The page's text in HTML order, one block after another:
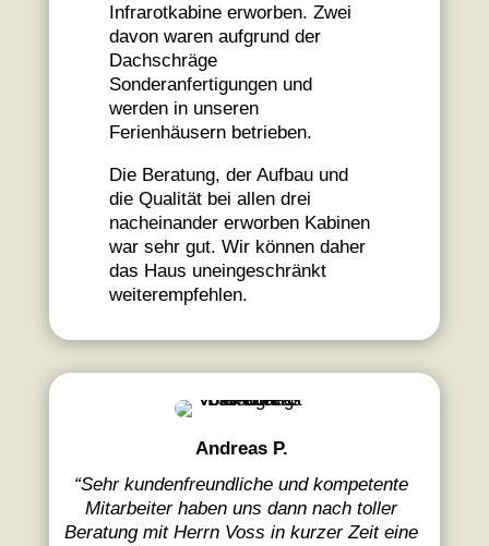
Infrarotkabine erworben.Zwei
davon waren aufgrund der
Dachschräge
Sonderanfertigungen und
werden in unseren
Ferienhäusern betrieben.
Die Beratung, der Aufbau und
die Qualität bei allen drei
nacheinander erworben Kabinen
war sehr gut. Wir können daher
das Haus uneingeschränkt
weiterempfehlen.
Andreas P.
“Sehr kundenfreundliche und kompetente
Mitarbeiter haben uns dann nach toller
Beratung mit Herrn Voss in kurzer Zeit eine